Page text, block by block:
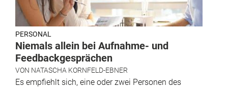
PERSONAL
Niemals allein bei Aufnahme- und
Feedbackgesprächen
VON NATASCHA KORNFELD-EBNER
Es empfiehlt sich, eine oder zwei Personen des